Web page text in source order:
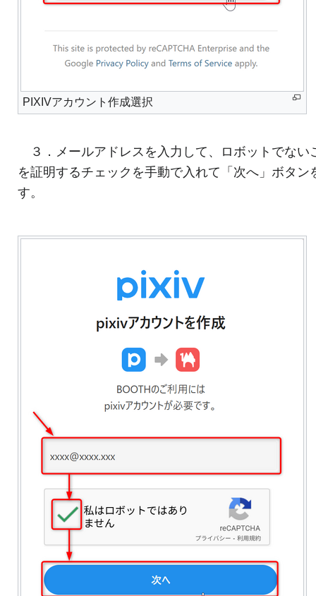
PIXIVアカウント作成選択
３．メールアドレスを入力して、ロボットでない
を証明するチェックを手動で入れて「次へ」ボタン
す。